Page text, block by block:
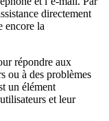
directement
encore la
répondre aux
ou à des problèmes
un élément
et leur